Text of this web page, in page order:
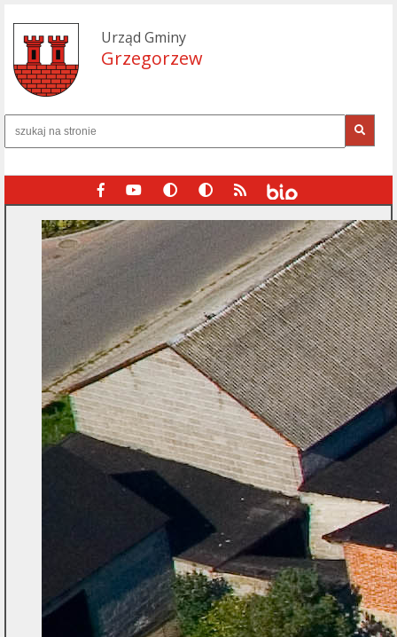
Urząd Gminy
Grzegorzew